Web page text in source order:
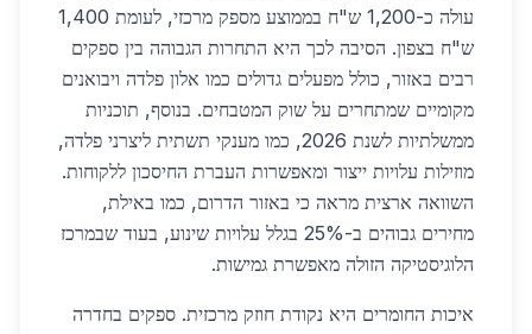
עולה כ-1,200 ש"ח בממוצע מספק מרכזי, לעומת 1,400
ש"ח בצפון. הסיבה לכך היא התחרות הגבוהה בין ספקים
רבים באזור, כולל מפעלים גדולים כמו אלון פלדה ויבואנים
מקומיים שמתחרים על שוק המטבחים. בנוסף, תוכניות
ממשלתיות לשנת 2026, כמו מענקי תשתית ליצרני פלדה,
מוזילות עלויות ייצור ומאפשרות העברת החיסכון ללקוחות.
השוואה ארצית מראה כי באזור הדרום, כמו באילת,
מחירים גבוהים ב-25% בגלל עלויות שינוע, בעוד שבמרכז
הלוגיסטיקה הזולה מאפשרת גמישות.
איכות החומרים היא נקודת חוזק מרכזית. ספקים בחדרה